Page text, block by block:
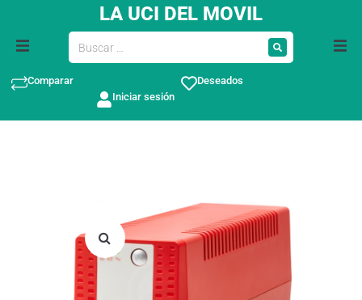
LA UCI DEL MOVIL
Comparar
Deseados
Iniciar sesión